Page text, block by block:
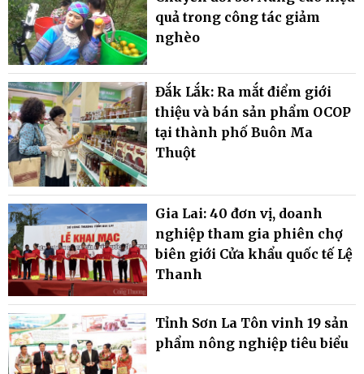
quả trong công tác giảm
nghèo
Đắk Lắk: Ra mắt điểm giới
thiệu và bán sản phẩm OCOP
tại thành phố Buôn Ma
Thuột
Gia Lai: 40 đơn vị, doanh
nghiệp tham gia phiên chợ
biên giới Cửa khẩu quốc tế Lệ
Thanh
Tỉnh Sơn La Tôn vinh 19 sản
phẩm nông nghiệp tiêu biểu